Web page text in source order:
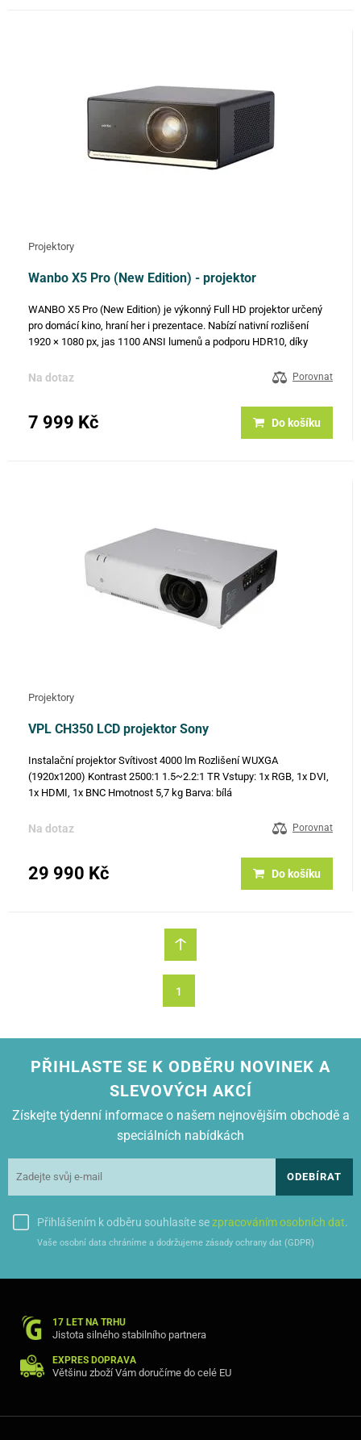
Projektory
Wanbo X5 Pro (New Edition) - projektor
WANBO X5 Pro (New Edition) je výkonný Full HD projektor určený
pro domácí kino, hraní her i prezentace. Nabízí nativní rozlišení
1920 × 1080 px, jas 1100 ANSI lumenů a podporu HDR10, díky
Na dotaz Porovnat
7 999 Kč Do košíku
Projektory
VPL CH350 LCD projektor Sony
Instalační projektor Svítivost 4000 lm Rozlišení WUXGA
(1920x1200) Kontrast 2500:1 1.5~2.2:1 TR Vstupy: 1x RGB, 1x DVI,
1x HDMI, 1x BNC Hmotnost 5,7 kg Barva: bílá
Na dotaz Porovnat
29 990 Kč Do košíku
1
PŘIHLASTE SE K ODBĚRU NOVINEK A
SLEVOVÝCH AKCÍ
Získejte týdenní informace o našem nejnovějším obchodě a
speciálních nabídkách
ODEBÍRAT
Přihlášením k odběru souhlasíte sezpracováním osobních dat.
Vaše osobní data chráníme a dodržujeme zásady ochrany dat (GDPR)
17 LET NA TRHU
Jistota silného stabilního partnera
EXPRES DOPRAVA
Většinu zboží Vám doručíme do celé EU